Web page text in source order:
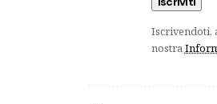
Iscrivendoti,
nostra